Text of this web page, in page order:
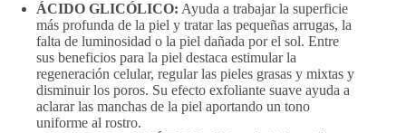
ÁCIDO GLICÓLICO: Ayuda a trabajar la superficie
más profunda de la piel y tratar las pequeñas arrugas, la
falta de luminosidad o la piel dañada por el sol. Entre
sus beneficios para la piel destaca estimular la
regeneración celular, regular las pieles grasas y mixtas y
disminuir los poros. Su efecto exfoliante suave ayuda a
aclarar las manchas de la piel aportando un tono
uniforme al rostro.